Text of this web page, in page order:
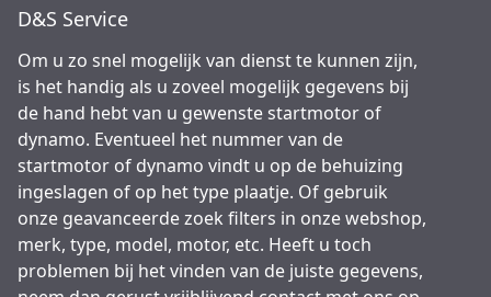
D&S Service
Om u zo snel mogelijk van dienst te kunnen zijn,
is het handig als u zoveel mogelijk gegevens bij
de hand hebt van u gewenste startmotor of
dynamo. Eventueel het nummer van de
startmotor of dynamo vindt u op de behuizing
ingeslagen of op het type plaatje. Of gebruik
onze geavanceerde zoek filters in onze webshop,
merk, type, model, motor, etc. Heeft u toch
problemen bij het vinden van de juiste gegevens,